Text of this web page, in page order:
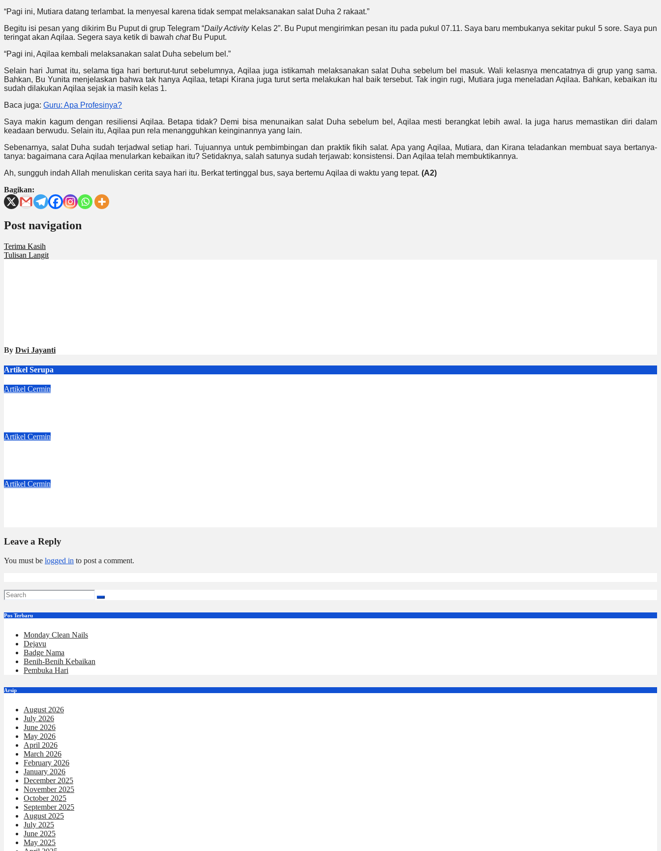
“Pagi ini, Mutiara datang terlambat. Ia menyesal karena tidak sempat melaksanakan salat Duha 2 rakaat.”
Begitu isi pesan yang dikirim Bu Puput di grup Telegram “Daily ActivityKelas 2”. Bu Puput mengirimkan pesan itu pada pukul 07.11. Saya baru membukanya sekitar pukul 5 sore. Saya pun
teringat akan Aqilaa. Segera saya ketik di bawah chat Bu Puput.
“Pagi ini, Aqilaa kembali melaksanakan salat Duha sebelum bel.”
Selain hari Jumat itu, selama tiga hari berturut-turut sebelumnya, Aqilaa juga istikamah melaksanakan salat Duha sebelum bel masuk. Wali kelasnya mencatatnya di grup yang sama.
Bahkan, Bu Yunita menjelaskan bahwa tak hanya Aqilaa, tetapi Kirana juga turut serta melakukan hal baik tersebut. Tak ingin rugi, Mutiara juga meneladan Aqilaa. Bahkan, kebaikan itu
sudah dilakukan Aqilaa sejak ia masih kelas 1.
Baca juga: Guru: Apa Profesinya?
Saya makin kagum dengan resiliensi Aqilaa. Betapa tidak? Demi bisa menunaikan salat Duha sebelum bel, Aqilaa mesti berangkat lebih awal. Ia juga harus memastikan diri dalam
keadaan berwudu. Selain itu, Aqilaa pun rela menangguhkan keinginannya yang lain.
Sebenarnya, salat Duha sudah terjadwal setiap hari. Tujuannya untuk pembimbingan dan praktik fikih salat. Apa yang Aqilaa, Mutiara, dan Kirana teladankan membuat saya bertanya-
tanya: bagaimana cara Aqilaa menularkan kebaikan itu? Setidaknya, salah satunya sudah terjawab: konsistensi. Dan Aqilaa telah membuktikannya.
Ah, sungguh indah Allah menuliskan cerita saya hari itu. Berkat tertinggal bus, saya bertemu Aqilaa di waktu yang tepat. (A2)
Bagikan:
Post navigation
Terima Kasih
Tulisan Langit
By Dwi Jayanti
Artikel Serupa
Artikel Cermin
Artikel Cermin
Artikel Cermin
Leave a Reply
You must be logged in to post a comment.
Pos Terbaru
Monday Clean Nails
Dejavu
Badge Nama
Benih-Benih Kebaikan
Pembuka Hari
Arsip
August 2026
July 2026
June 2026
May 2026
April 2026
March 2026
February 2026
January 2026
December 2025
November 2025
October 2025
September 2025
August 2025
July 2025
June 2025
May 2025